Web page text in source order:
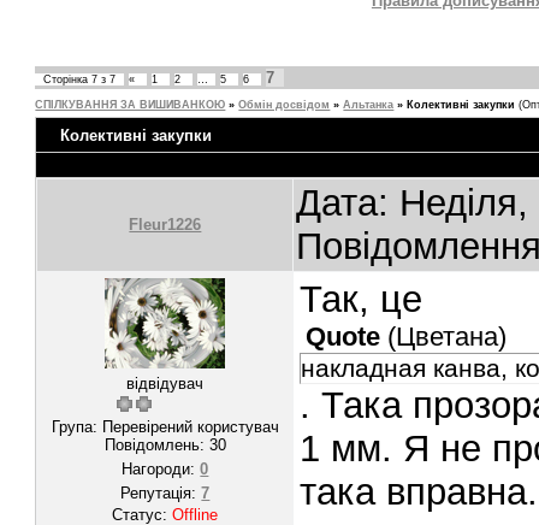
Сторінка7 з7 « 1 2 5 6 7
СПІЛКУВАННЯ ЗА ВИШИВАНКОЮ » Обмін досвідом » Альтанка » Колективні закупки
Колективні закупки
Fleur1226
Дата:
відвідувач
Група: Перевірений користувач
Повідомлень: 30
Нагороди:0
Репутація:7
Статус:Offline
Так, це
Quote (Цветана)
накладная канва,
. Така
1 мм. Я не
така вправна.